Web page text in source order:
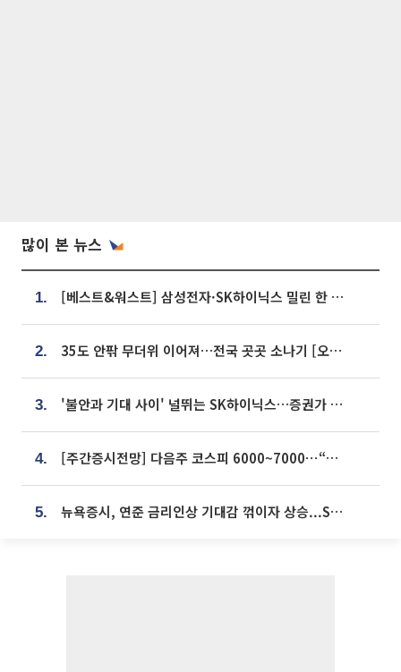
많이 본 뉴스
1. [베스트&워스트] 삼성전자·SK하이닉스 밀린 한 주…상상인증권은 85% 급등
2. 35도 안팎 무더위 이어져…전국 곳곳 소나기 [오늘 날씨]
3. '불안과 기대 사이' 널뛰는 SK하이닉스…증권가 "HBM4·LTA 기반 펀터멘털 견고"
4. [주간증시전망] 다음주 코스피 6000~7000⋯“外人 수급은 정책이 변수”
5. 뉴욕증시, 연준 금리인상 기대감 꺾이자 상승...S&P500 사상 최고치 [종합]